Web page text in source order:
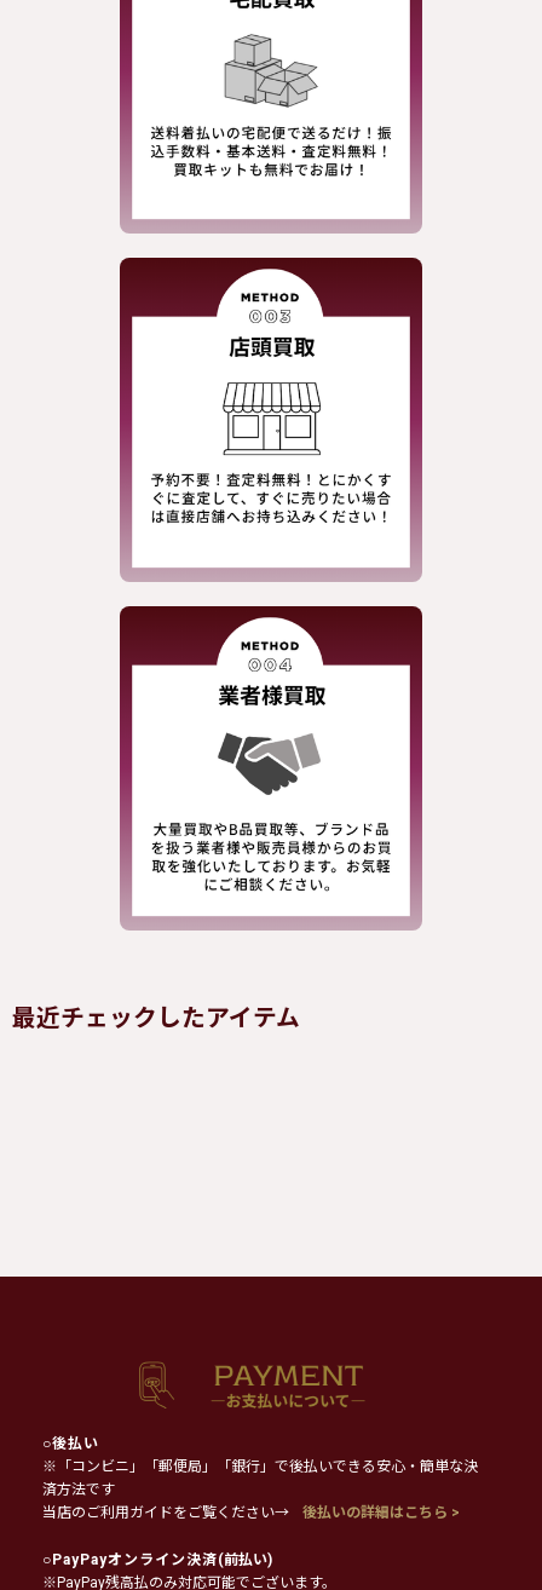
最近チェックしたアイテム
○後払い
※「コンビニ」「郵便局」「銀行」で後払いできる安心・簡単な決
済方法です
当店のご利用ガイドをご覧ください→
後払いの詳細はこちら >
○PayPayオンライン決済(前払い)
※PayPay残高払のみ対応可能でございます。